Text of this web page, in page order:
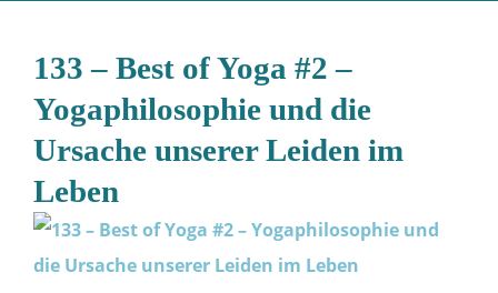
133 – Best of Yoga #2 –
Yogaphilosophie und die
Ursache unserer Leiden im
Leben